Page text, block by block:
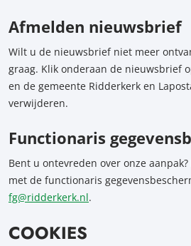
Afmelden nieuwsbrief
Wilt u de nieuwsbrief niet meer
graag. Klik onderaan de nieuwsbrief
en de gemeente Ridderkerk en
verwijderen.
Functionaris
Bent u ontevreden over onze
met de functionaris
fg@ridderkerk.nl.
COOKIES